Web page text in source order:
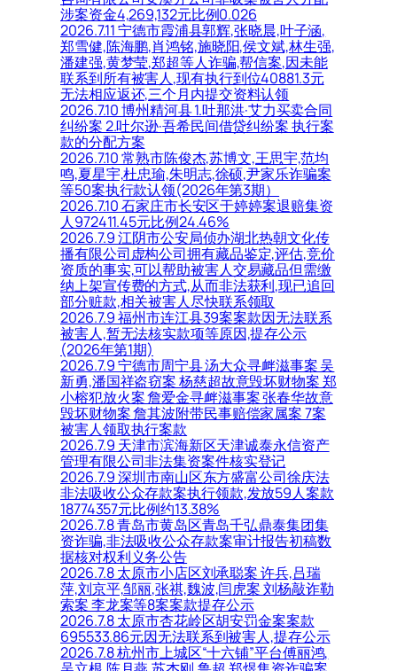
涉案资金4,269,132元比例0.026
2026.7.11 宁德市霞浦县郭辉,张晓晨,叶子涵,
郑雪健,陈海鹏,肖鸿铭,施晓阳,侯文斌,林生强,
潘建强,黄梦莹,郑超等人诈骗,帮信案,因未能
联系到所有被害人,现有执行到位40881.3元
无法相应返还,三个月内提交资料认领
2026.7.10 博州精河县 1.吐那洪·艾力买卖合同
纠纷案 2.吐尔逊·吾希民间借贷纠纷案 执行案
款的分配方案
2026.7.10 常熟市陈俊杰,苏博文,王思宇,范均
鸣,夏星宇,杜忠瑜,朱明志,徐硕,尹家乐诈骗案
等50案执行款认领(2026年第3期）
2026.7.10 石家庄市长安区于婷婷案退赔集资
人972411.45元比例24.46%
2026.7.9 江阴市公安局侦办湖北热朝文化传
播有限公司虚构公司拥有藏品鉴定,评估,竞价
资质的事实,可以帮助被害人交易藏品但需缴
纳上架宣传费的方式,从而非法获利,现已追回
部分赃款,相关被害人尽快联系领取
2026.7.9 福州市连江县39案案款因无法联系
被害人,暂无法核实款项等原因,提存公示
(2026年第1期)
2026.7.9 宁德市周宁县 汤大众寻衅滋事案 吴
新勇,潘国祥盗窃案 杨慈超故意毁坏财物案 郑
小榕犯放火案 詹爱金寻衅滋事案 张春华故意
毁坏财物案 詹其波附带民事赔偿家属案 7案
被害人领取执行案款
2026.7.9 天津市滨海新区天津诚泰永信资产
管理有限公司非法集资案件核实登记
2026.7.9 深圳市南山区东方盛富公司徐庆法
非法吸收公众存款案执行领款,发放59人案款
18774357元比例约13.38%
2026.7.8 青岛市黄岛区青岛千弘鼎泰集团集
资诈骗,非法吸收公众存款案审计报告初稿数
据核对权利义务公告
2026.7.8 太原市小店区刘承聪案 许兵,吕瑞
萍,刘京平,邹丽,张祺,魏波,闫虎案 刘杨敲诈勒
索案 李龙案等8案案款提存公示
2026.7.8 太原市杏花岭区胡安罚金案案款
695533.86元因无法联系到被害人,提存公示
2026.7.8 杭州市上城区“十六铺”平台傅丽鸿,